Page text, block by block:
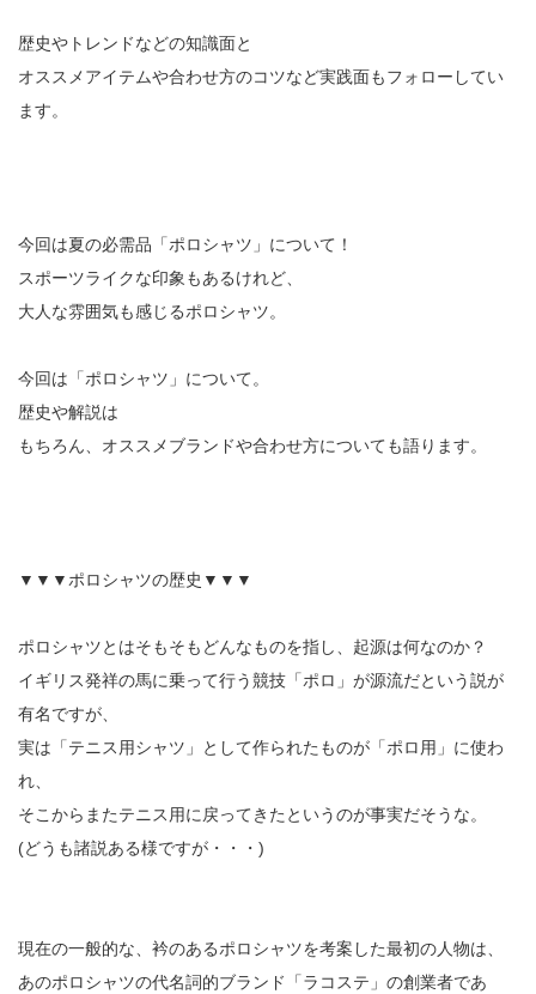
歴史やトレンドなどの知識面と
オススメアイテムや合わせ方のコツなど実践面もフォローしてい
ます。
今回は夏の必需品「ポロシャツ」について！
スポーツライクな印象もあるけれど、
大人な雰囲気も感じるポロシャツ。
今回は「ポロシャツ」について。
歴史や解説は
もちろん、オススメブランドや合わせ方についても語ります。
▼▼▼ポロシャツの歴史▼▼▼
ポロシャツとはそもそもどんなものを指し、起源は何なのか？
イギリス発祥の馬に乗って行う競技「ポロ」が源流だという説が
有名ですが、
実は「テニス用シャツ」として作られたものが「ポロ用」に使わ
れ、
そこからまたテニス用に戻ってきたというのが事実だそうな。
(どうも諸説ある様ですが・・・)
現在の一般的な、衿のあるポロシャツを考案した最初の人物は、
あのポロシャツの代名詞的ブランド「ラコステ」の創業者であ